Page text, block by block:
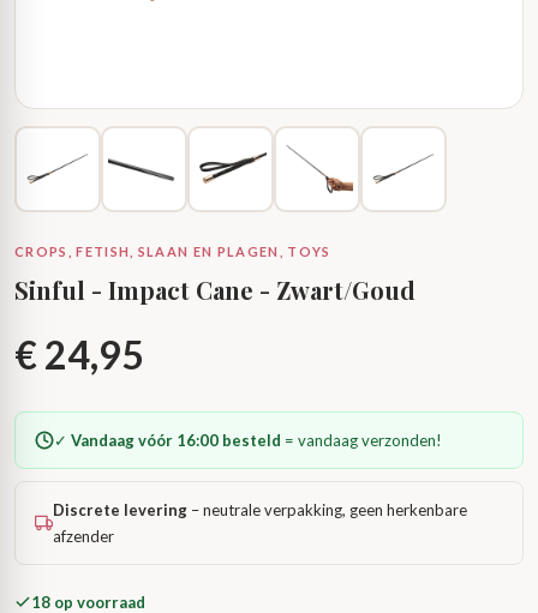
CROPS, FETISH, SLAAN EN PLAGEN, TOYS
Sinful - Impact Cane - Zwart/Goud
€24,95
✓ Vandaag vóór 16:00 besteld = vandaag verzonden!
Discrete levering – neutrale verpakking, geen herkenbare
afzender
18 op voorraad